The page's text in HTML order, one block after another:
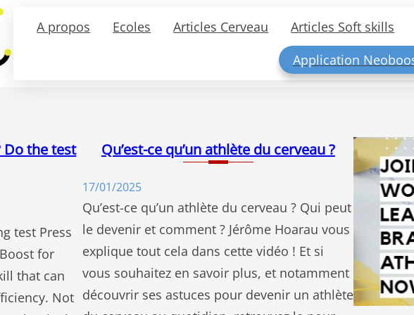
A propos Ecoles Articles Cerveau
Articles Soft skills
Application
Do the test
test Press
for
that can
Not
Qu’est-ce qu’un athlète du cerveau ?
17/01/2025
Qu’est-ce qu’un athlète du cerveau ? Qui peut
le devenir et comment ? Jérôme Hoarau vous
explique tout cela dans cette vidéo ! Et si
vous souhaitez en savoir plus, et notamment
découvrir ses astuces pour devenir un athlète